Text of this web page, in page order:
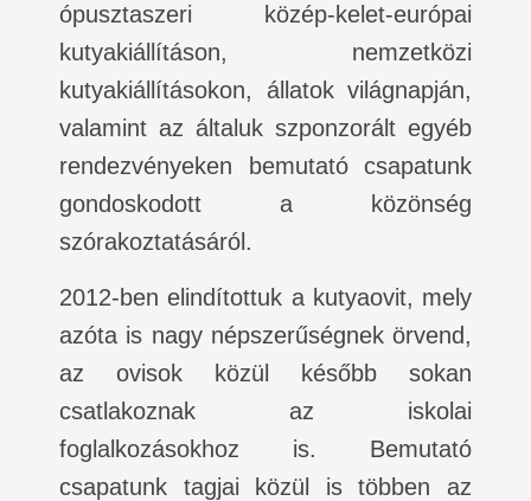
ópusztaszeri közép-kelet-európai
kutyakiállításon, nemzetközi
kutyakiállításokon, állatok világnapján,
valamint az általuk szponzorált egyéb
rendezvényeken bemutató csapatunk
gondoskodott a közönség
szórakoztatásáról.
2012-ben elindítottuk a kutyaovit, mely
azóta is nagy népszerűségnek örvend,
az ovisok közül később sokan
csatlakoznak az iskolai
foglalkozásokhoz is. Bemutató
csapatunk tagjai közül is többen az